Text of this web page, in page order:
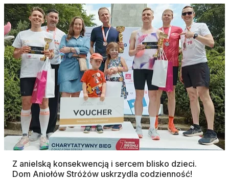
Z anielską konsekwencją i sercem blisko dzieci.
Dom Aniołów Stróżów uskrzydla codzienność!